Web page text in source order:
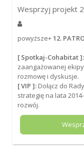
Wesprzyj projekt
powyższe+12.
[ Spotkaj-Cohabitat ]:
zaangażowanej
rozmowę i dyskusje.
[ VIP ]:Dołącz do
strategię na lata
rozwój.